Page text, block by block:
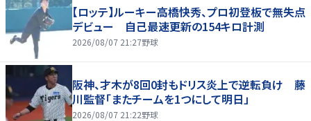
【ロッテ】ルーキー高橋快秀、プロ初登板で無失点
デビュー 自己最速更新の154キロ計測
2026/08/07 21:27野球
阪神、才木が8回0封もドリス炎上で逆転負け 藤
川監督「またチームを1つにして明日」
2026/08/07 21:22野球